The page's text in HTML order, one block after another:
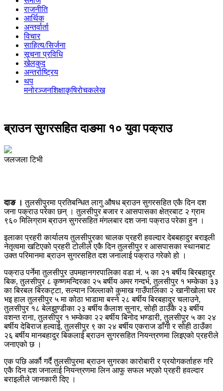
राजनीति
आर्थिक
अन्तर्वार्ता
विचार
साहित्य/सिर्जना
सूचना प्रविधि
खेलकुद
अन्तर्राष्ट्रिय
थप
मनोरञ्‍जनशिक्षाकृषिरोचकलेख
ब्राउन सुगरसहित दाङमा १० युवा पक्राउ
जलजला टिभी
दाङ । तुलसीपुरमा प्रतिबन्धित लागु औषध ब्राउन सुगरसहित एकै दिन दश
जना पक्राउ परेका छन् । तुलसीपुर बजार र आसपासका क्षेत्रबाट २ ग्राम
९६० मिलिग्राम ब्राउन सुगरसहित मंगलबार दश जना पक्राउ परेका हुन ।
इलाका प्रहरी कार्यालय तुलसीपुरका चालक प्रहरी हवल्दार देबबहादुर बराइली
नेतृत्वमा खटिएको प्रहरी टोलीले एकै दिन तुलसीपुर र आसपासका स्थानबाट
उक्त परिमानमा ब्राउन सुगरसहित दश जनालाई पक्राउ गरेको हो ।
पक्राउ पर्नेमा तुलसीपुर उपमहानगरपालिका वडा नं. ५ का २१ बर्षीय बिरबहादुर
बिक, तुलसीपुर ८ कृष्णमन्दिरका २५ बर्षीय अमर गन्दर्भ, तुलसीपुर १ भम्केका ३३
का बिरबल बिरकट्टा, सल्यान जिल्लाको कुमाख गाउँपालिका २ खानीखोला घर
भइ हाल तुलसीपुर ५ मा कोठा भाडामा बस्ने २८ बर्षीय बिरबहादुर चलाउने,
तुलसीपुर १८ बेलझुण्डीका २३ बर्षीय कैलाश सुनार, सोही ठाउँकै २३ बर्षीय
वशन्त राना, तुलसीपुर १ भम्केका २२ बर्षीय बिनोद भण्डारी, तुलसीपुर ५ का २४
बर्षीय देबिराज हल्वाई, तुलसीपुर ९ का २४ बर्षीय एकराज डाँगी र सोही ठाउँका
२६ बर्षीय मानबहादुर बिकलाई ब्राउन सुगरसहित नियन्त्रणमा लिइएको प्रहरीले
जनाएको छ ।
एक पछि अर्कौ गर्दै तुलसीपुरमा ब्राउन सुगरका कारोबारी र प्रयोगकर्ताहरु गरि
एकै दिन दश जनालाई नियन्त्रणमा लिन आफु सफल भएको प्रहरी हवल्दार
बराइलीले जानकारी दिए ।